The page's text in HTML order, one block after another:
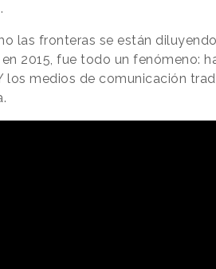
las fronteras se están
2015, fue todo un fenómeno:
los medios de comunicación